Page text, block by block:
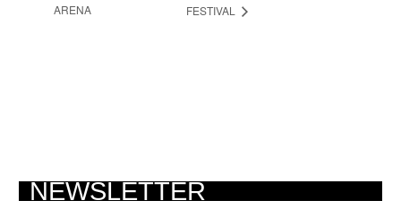
ARENA
FESTIVAL
NEWSLETTER